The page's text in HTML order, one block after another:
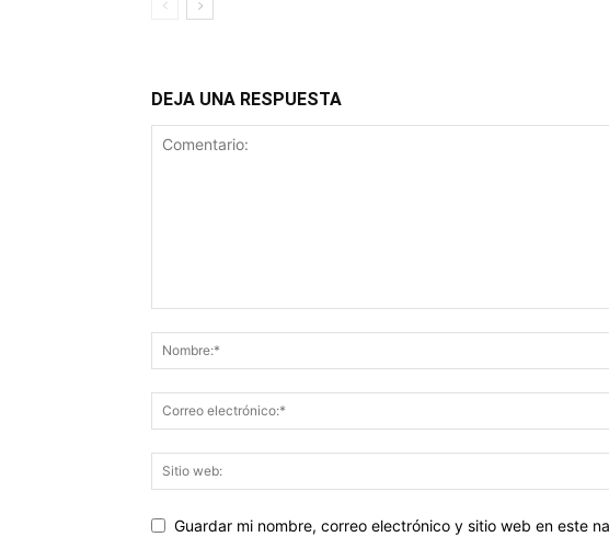
DEJA UNA RESPUESTA
Guardar mi nombre, correo electrónico y sitio web en este